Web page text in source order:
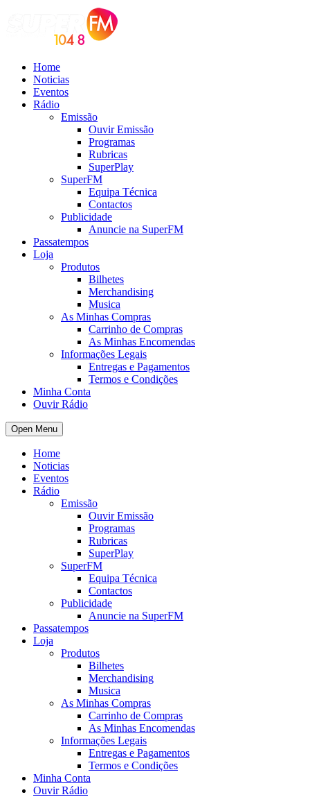
Home
Noticias
Eventos
Rádio
Emissão
Ouvir Emissão
Programas
Rubricas
SuperPlay
SuperFM
Equipa Técnica
Contactos
Publicidade
Anuncie na SuperFM
Passatempos
Loja
Produtos
Bilhetes
Merchandising
Musica
As Minhas Compras
Carrinho de Compras
As Minhas Encomendas
Informações Legais
Entregas e Pagamentos
Termos e Condições
Minha Conta
Ouvir Rádio
Open Menu
Home
Noticias
Eventos
Rádio
Emissão
Ouvir Emissão
Programas
Rubricas
SuperPlay
SuperFM
Equipa Técnica
Contactos
Publicidade
Anuncie na SuperFM
Passatempos
Loja
Produtos
Bilhetes
Merchandising
Musica
As Minhas Compras
Carrinho de Compras
As Minhas Encomendas
Informações Legais
Entregas e Pagamentos
Termos e Condições
Minha Conta
Ouvir Rádio